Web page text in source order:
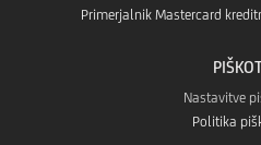
Primerjalnik Mastercard
Nastavitve
Politika